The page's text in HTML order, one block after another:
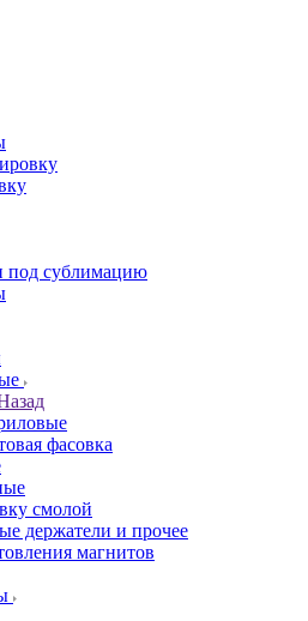
сублимацию
фасовка
смолой
держатели и прочее
магнитов